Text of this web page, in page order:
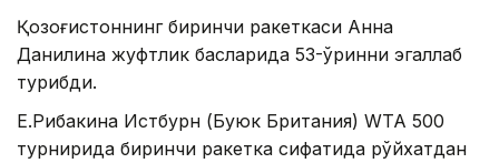
Қозоғистоннинг биринчи ракеткаси Анна
Данилина жуфтлик баҳсларида 53-ўринни эгаллаб
турибди.
Е.Рибакина Истбурн (Буюк Британия) WТА 500
турнирида биринчи ракетка сифатида рўйхатдан